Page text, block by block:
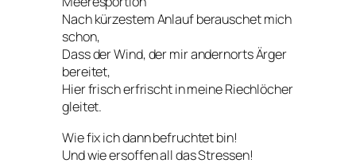
Nach kürzestem Anlauf berauschet mich
schon,
Dass der Wind, der mir andernorts Ärger
bereitet,
Hier frisch erfrischt in meine Riechlöcher
gleitet.
Wie fix ich dann befruchtet bin!
Und wie ersoffen all das Stressen!